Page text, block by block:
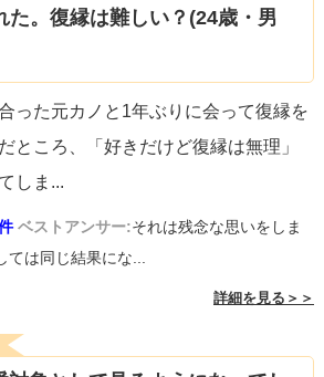
た。復縁は難しい？(24歳・男
った元カノと1年ぶりに会って復縁を
ところ、「好きだけど復縁は無理」
しま ...
ベストアンサー:それは残念な思いをしま
ては同じ結果にな...
詳細を見る＞＞